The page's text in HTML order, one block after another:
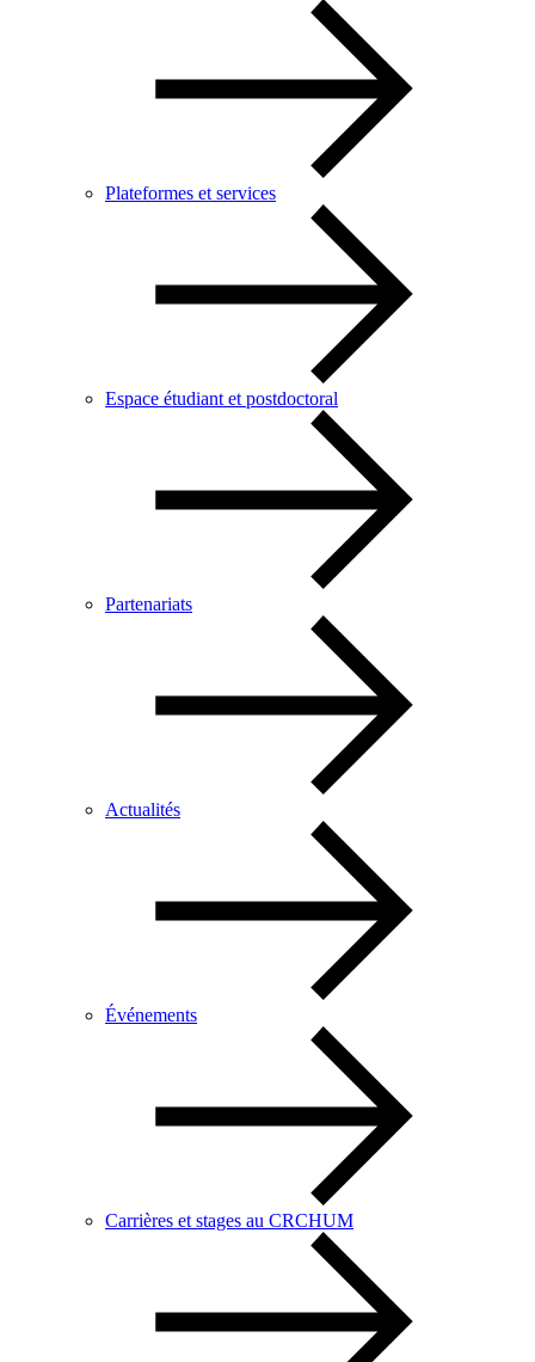
Plateformes et services
Espace étudiant et postdoctoral
Partenariats
Actualités
Événements
Carrières et stages au CRCHUM